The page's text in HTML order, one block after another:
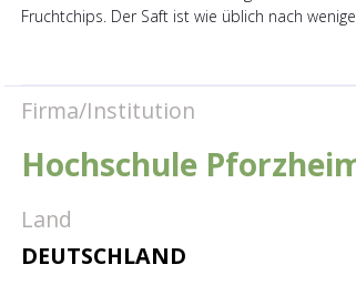
Fruchtchips. Der Saft ist wie üblich nach
Firma/Institution
Hochschule
Land
DEUTSCHLAND